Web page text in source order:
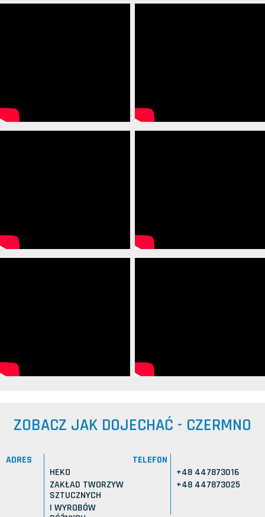
ZOBACZ JAK DOJECHAĆ - CZERMNO
ADRES
HEKO
ZAKŁAD TWORZYW
SZTUCZNYCH
I WYROBÓW
TELEFON
+48 447873016
+48 447873025